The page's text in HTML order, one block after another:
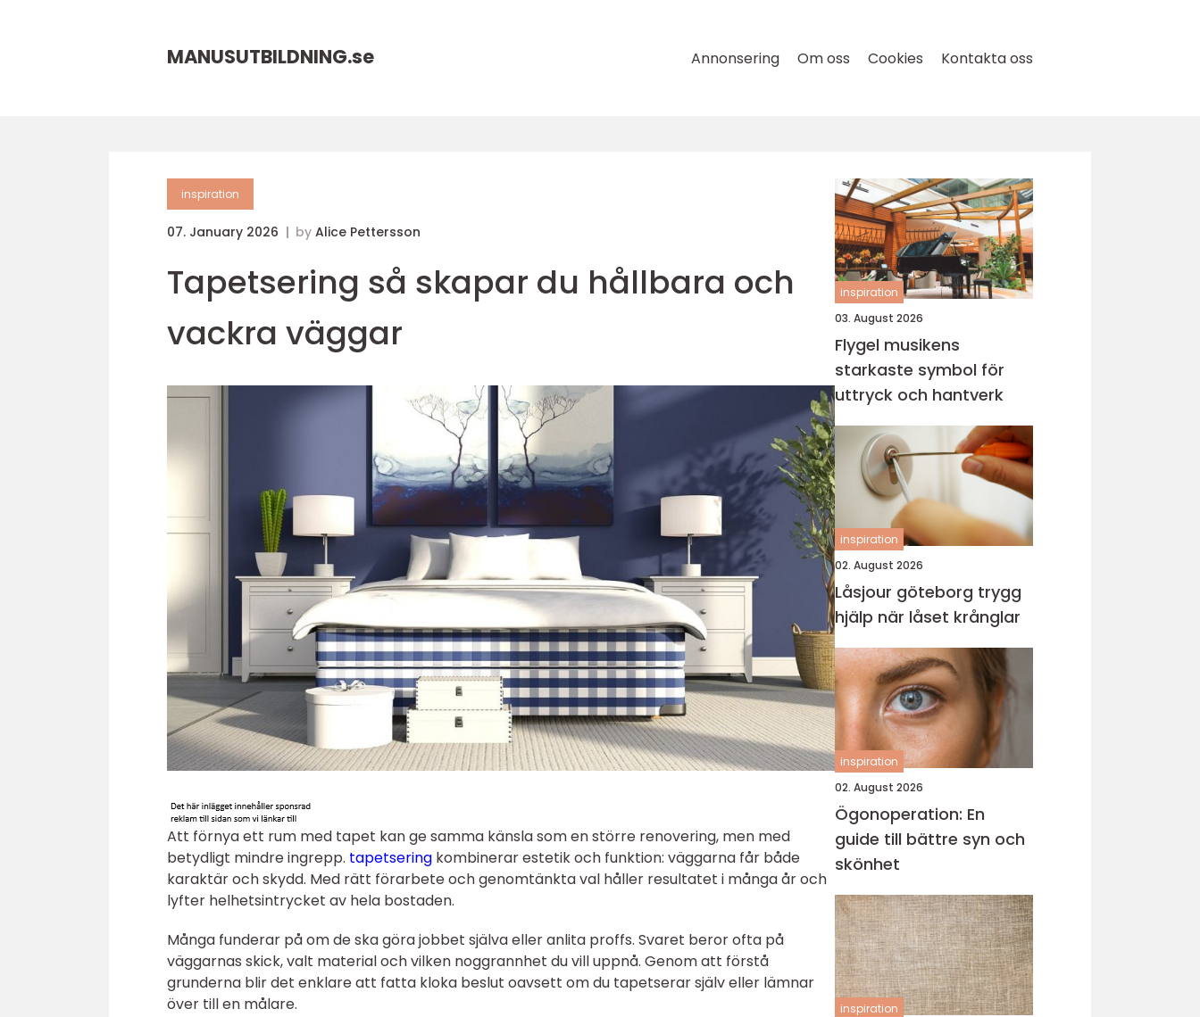
MANUSUTBILDNING.se Annonsering Om oss Cookies Kontakta oss
inspiration
07. January 2026 by Alice Pettersson
Tapetsering så skapar du hållbara och
vackra väggar
Att förnya ett rum med tapet kan ge samma känsla som en större renovering, men med
betydligt mindre ingrepp. tapetsering kombinerar estetik och funktion: väggarna får både
karaktär och skydd. Med rätt förarbete och genomtänkta val håller resultatet i många år och
lyfter helhetsintrycket av hela bostaden.
Många funderar på om de ska göra jobbet själva eller anlita proffs. Svaret beror ofta på
väggarnas skick, valt material och vilken noggrannhet du vill uppnå. Genom att förstå
grunderna blir det enklare att fatta kloka beslut oavsett om du tapetserar själv eller lämnar
över till en målare.
inspiration
03. August 2026
Flygel musikens
starkaste symbol för
uttryck och hantverk
inspiration
02. August 2026
Låsjour göteborg trygg
hjälp när låset krånglar
inspiration
02. August 2026
Ögonoperation: En
guide till bättre syn och
skönhet
inspiration